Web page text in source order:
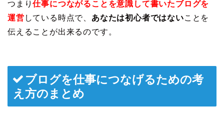
つまり仕事につながることを意識して書いたブログを
運営 している時点で、 あなたは初心者ではないことを
伝えることが出来るのです。
ブログを仕事につなげるための考
え方のまとめ